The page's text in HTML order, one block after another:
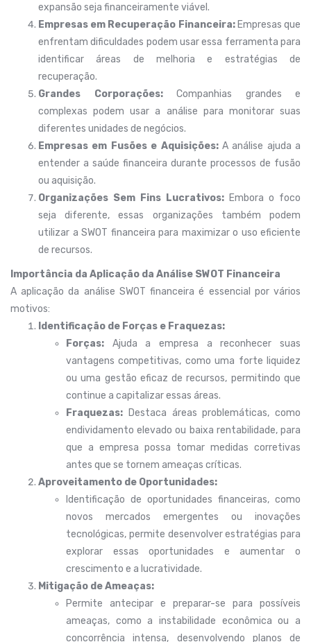
expansão seja financeiramente viável.
Empresas em Recuperação Financeira:Empresas que
enfrentam dificuldades podem usar essa ferramenta para
identificar áreas de melhoria e estratégias de
recuperação.
Grandes Corporações:Companhias grandes e
complexas podem usar a análise para monitorar suas
diferentes unidades de negócios.
Empresas em Fusões e Aquisições:A análise ajuda a
entender a saúde financeira durante processos de fusão
ou aquisição.
Organizações Sem Fins Lucrativos: Embora o foco
seja diferente, essas organizações também podem
utilizar a SWOT financeira para maximizar o uso eficiente
de recursos.
Importância da Aplicação da Análise SWOT Financeira
A aplicação da análise SWOT financeira é essencial por vários
motivos:
Identificação de Forças e Fraquezas:
Forças: Ajuda a empresa a reconhecer suas
vantagens competitivas, como uma forte liquidez
ou uma gestão eficaz de recursos, permitindo que
continue a capitalizar essas áreas.
Fraquezas: Destaca áreas problemáticas, como
endividamento elevado ou baixa rentabilidade, para
que a empresa possa tomar medidas corretivas
antes que se tornem ameaças críticas.
Aproveitamento de Oportunidades:
Identificação de oportunidades financeiras, como
novos mercados emergentes ou inovações
tecnológicas, permite desenvolver estratégias para
explorar essas oportunidades e aumentar o
crescimento e a lucratividade.
Mitigação de Ameaças:
Permite antecipar e preparar-se para possíveis
ameaças, como a instabilidade econômica ou a
concorrência intensa, desenvolvendo planos de